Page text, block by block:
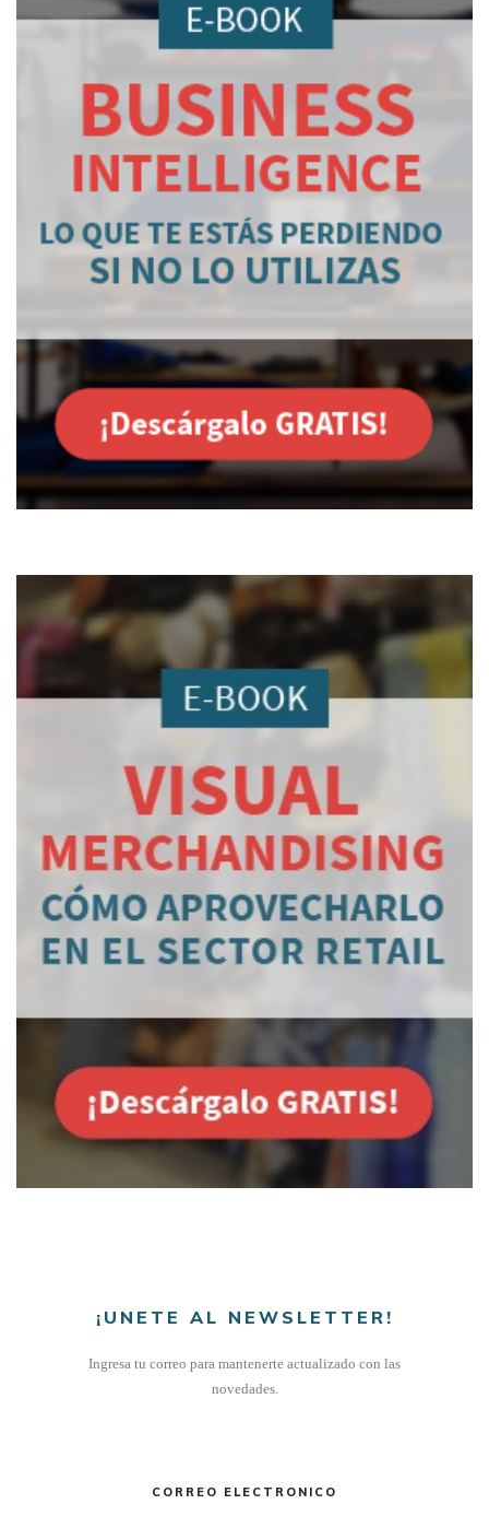
¡UNETE AL NEWSLETTER!
Ingresa tu correo para mantenerte actualizado con las
novedades.
CORREO ELECTRONICO